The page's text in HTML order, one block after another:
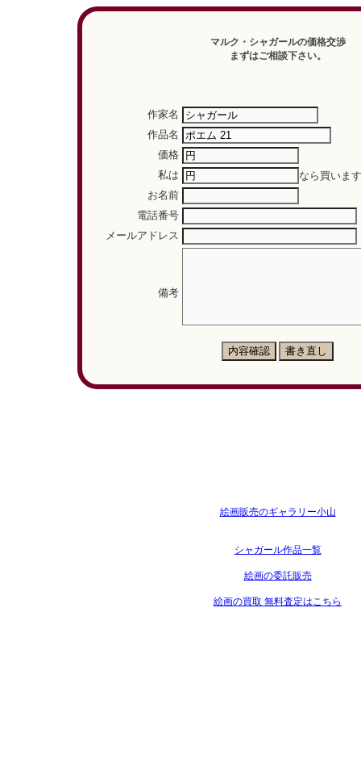
マルク・シャガールの価格交渉
まずはご相談下さい。
作家名
作品名
価格
私は
なら買いま
お名前
電話番号
メールアドレス
備考
絵画販売のギャラリー小山
シャガール作品一覧
絵画の委託販売
絵画の買取 無料査定はこちら